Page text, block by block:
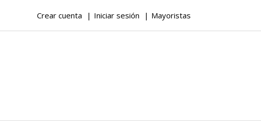
Crear cuenta Iniciar sesión Mayoristas